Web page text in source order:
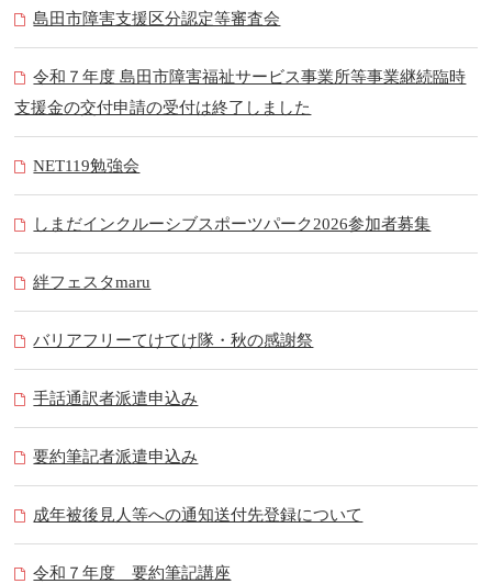
島田市障害支援区分認定等審査会
令和７年度 島田市障害福祉サービス事業所等事業継続臨時
支援金の交付申請の受付は終了しました
NET119勉強会
しまだインクルーシブスポーツパーク2026参加者募集
絆フェスタmaru
バリアフリーてけてけ隊・秋の感謝祭
手話通訳者派遣申込み
要約筆記者派遣申込み
成年被後見人等への通知送付先登録について
令和７年度 要約筆記講座